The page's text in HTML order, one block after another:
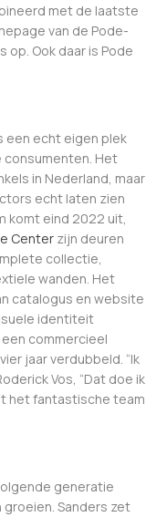
met de laatste
van de Pode-
Ook daar is Pode
een echt eigen plek
consumenten. Het
in Nederland, maar
echt laten zien
komt eind 2022 uit,
Center zijn deuren
collectie,
wanden. Het
catalogus en website
identiteit
commercieel
jaar verdubbeld. “Ik
Vos, “Dat doe ik
het fantastische team
generatie
Sanders zet